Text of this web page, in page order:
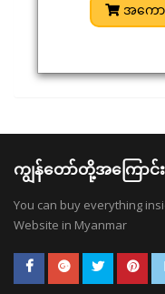
အကော
ကျွန်တော်တို့အကြောင်း
You can buy everything
Website in Myanmar